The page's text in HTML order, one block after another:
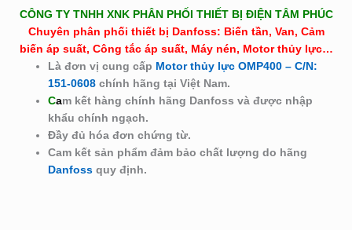
CÔNG TY TNHH XNK PHÂN PHỐI THIẾT BỊ ĐIỆN TÂM PHÚC
Chuyên phân phối thiết bị Danfoss: Biến tần, Van, Cảm
biến áp suất, Công tắc áp suất, Máy nén, Motor thủy lực…
Là đơn vị cung cấp Motor thủy lực OMP400 – C/N:
151-0608chính hãng tại Việt Nam.
Cam kết hàng chính hãng Danfoss và được nhập
khẩu chính ngạch.
Đầy đủ hóa đơn chứng từ.
Cam kết sản phẩm đảm bảo chất lượng do hãng
Danfoss quy định.